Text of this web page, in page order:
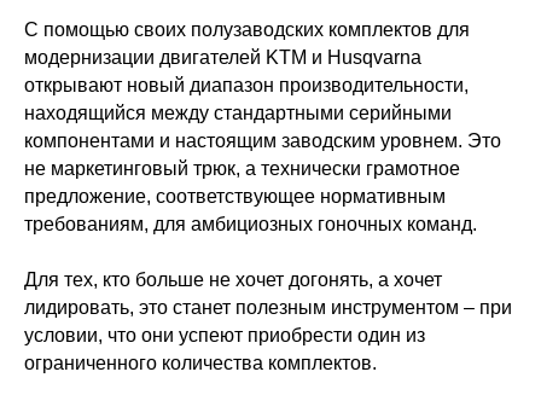
С помощью своих полузаводских комплектов для
модернизации двигателей KTM и Husqvarna
открывают новый диапазон производительности,
находящийся между стандартными серийными
компонентами и настоящим заводским уровнем. Это
не маркетинговый трюк, а технически грамотное
предложение, соответствующее нормативным
требованиям, для амбициозных гоночных команд.
Для тех, кто больше не хочет догонять, а хочет
лидировать, это станет полезным инструментом – при
условии, что они успеют приобрести один из
ограниченного количества комплектов.